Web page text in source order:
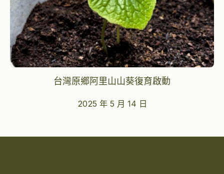
台灣原鄉阿里山山葵復育啟動
2025 年 5 月 14 日